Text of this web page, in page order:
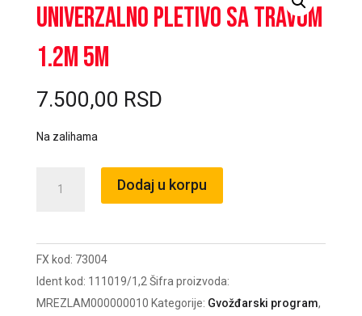
Univerzalno pletivo sa travom
1.2m 5m
7.500,00 RSD
Na zalihama
travom
1.2m
5m
količina
Dodaj u korpu
FX kod: 73004
Ident kod: 111019/1,2 Šifra proizvoda:
MREZLAM000000010 Kategorije: Gvožđarski program,